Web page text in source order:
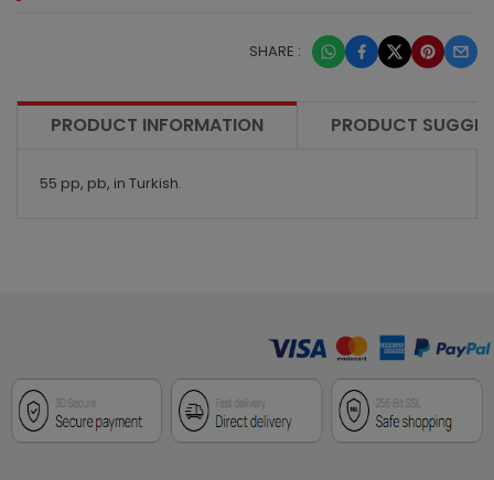
SHARE :
PRODUCT INFORMATION PRODUCT
55 pp, pb, in Turkish.